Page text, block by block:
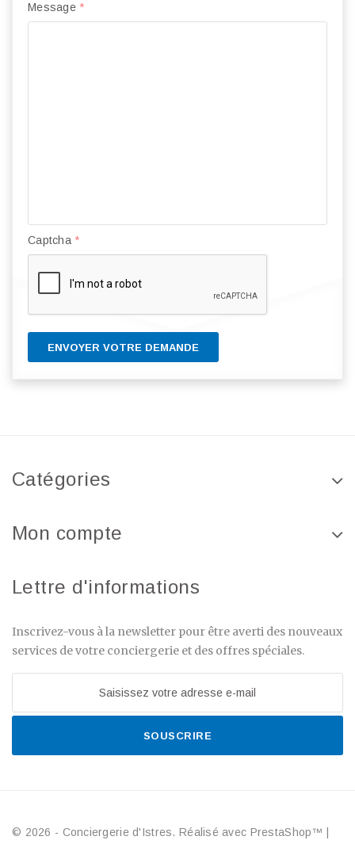
Message *
Captcha *
ENVOYER VOTRE DEMANDE
Catégories
Mon compte
Lettre d'informations
Inscrivez-vous à la newsletter pour être averti des nouveaux
services de votre conciergerie et des offres spéciales.
SOUSCRIRE
© 2026 - Conciergerie d'Istres. Réalisé avec PrestaShop™